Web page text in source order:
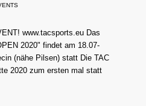
www.tacsports.eu Das
2020" findet am 18.07-
(nähe Pilsen) statt Die TAC
2020 zum ersten mal statt